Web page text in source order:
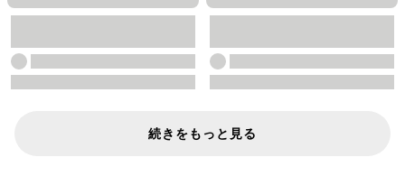
続きをもっと見る